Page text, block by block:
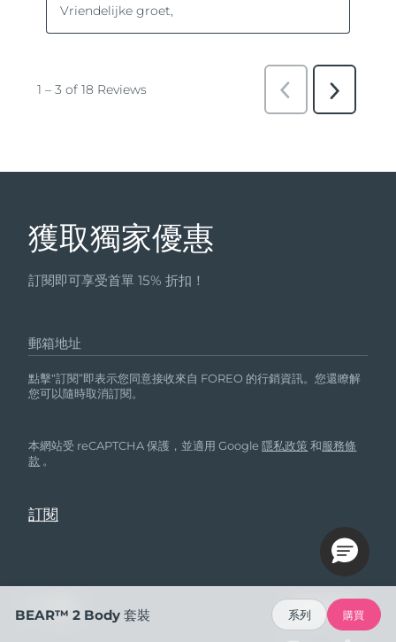
獲取獨家優惠
訂閱即可享受首單 15% 折扣！
郵箱地址
點擊“訂閱”即表示您同意接收來自 FOREO 的行銷資訊。您還瞭解
您可以隨時取消訂閱。
本網站受 reCAPTCHA 保護，並適用 Google隱私政策 和服務條
款 。
幫助 關註我們
BEAR™ 2 Body 套裝 系列 購買